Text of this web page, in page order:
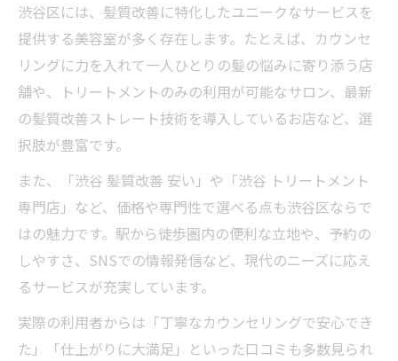
渋谷区には、髪質改善に特化したユニークなサービスを
提供する美容室が多く存在します。たとえば、カウンセ
リングに力を入れて一人ひとりの髪の悩みに寄り添う店
舗や、トリートメントのみの利用が可能なサロン、最新
の髪質改善ストレート技術を導入しているお店など、選
択肢が豊富です。
また、「渋谷 髪質改善 安い」や「渋谷 トリートメント
専門店」など、価格や専門性で選べる点も渋谷区ならで
はの魅力です。駅から徒歩圏内の便利な立地や、予約の
しやすさ、SNSでの情報発信など、現代のニーズに応え
るサービスが充実しています。
実際の利用者からは「丁寧なカウンセリングで安心でき
た」「仕上がりに大満足」といった口コミも多数見られ